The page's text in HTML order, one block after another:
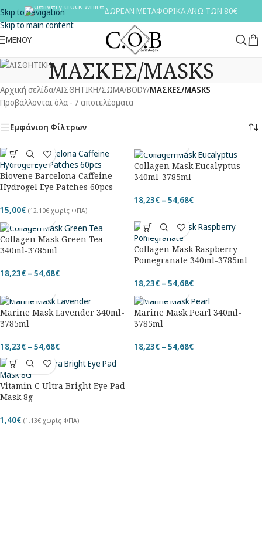
Skip to navigation
Skip to main content
ΔΩΡΕΑΝ ΜΕΤΑΦΟΡΙΚΑ ΑΝΩ ΤΩΝ 80€
ΜΕΝΟΥ
ΜΑΣΚΕΣ/MASKS
Αρχική σελίδα/ΑΙΣΘΗΤΙΚΗ/ΣΩΜΑ/BODY/ΜΑΣΚΕΣ/MASKS
Προβάλλονται όλα - 7 αποτελέσματα
Εμφάνιση Φίλτρων
Biovene Barcelona Caffeine
Hydrogel Eye Patches 60pcs
15,00€ (12,10€ χωρίς ΦΠΑ)
Collagen Mask Eucalyptus
340ml-3785ml
18,23€ – 54,68€
Collagen Mask Green Tea
340ml-3785ml
18,23€ – 54,68€
Collagen Mask Raspberry
Pomegranate 340ml-3785ml
18,23€ – 54,68€
Marine Mask Lavender 340ml-
3785ml
18,23€ – 54,68€
Marine Mask Pearl 340ml-
3785ml
18,23€ – 54,68€
Vitamin C Ultra Bright Eye Pad
Mask 8g
1,40€ (1,13€ χωρίς ΦΠΑ)